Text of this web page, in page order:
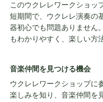
このウクレレワークショッ
短期間で、ウクレレ演奏の
器初心でも問題ありません
もわかりやすく、楽しい方
音楽仲間を見つける機会
ウクレレワークショップに
楽しみを知り、音楽仲間を